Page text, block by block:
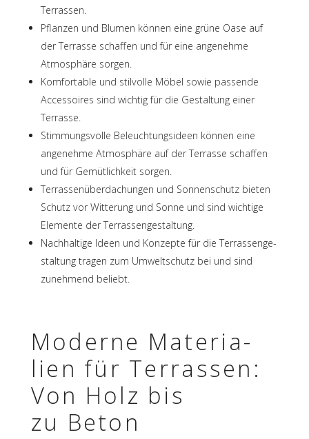
Terrassen.
Pflan­zen und Blumen können eine grüne Oase auf
der Terrasse schaf­fen und für eine ange­nehme
Atmo­sphäre sorgen.
Komfor­ta­ble und stil­volle Möbel sowie passende
Acces­soires sind wich­tig für die Gestal­tung einer
Terrasse.
Stim­mungs­volle Beleuch­tungs­ideen können eine
ange­nehme Atmo­sphäre auf der Terrasse schaf­fen
und für Gemüt­lich­keit sorgen.
Terras­sen­über­da­chun­gen und Sonnen­schutz bieten
Schutz vor Witte­rung und Sonne und sind wich­tige
Elemente der Terrassengestaltung.
Nach­hal­tige Ideen und Konzepte für die Terras­sen­ge­
stal­tung tragen zum Umwelt­schutz bei und sind
zuneh­mend beliebt.
Moderne Mate­ria­
lien für Terras­sen:
Von Holz bis
zu Beton